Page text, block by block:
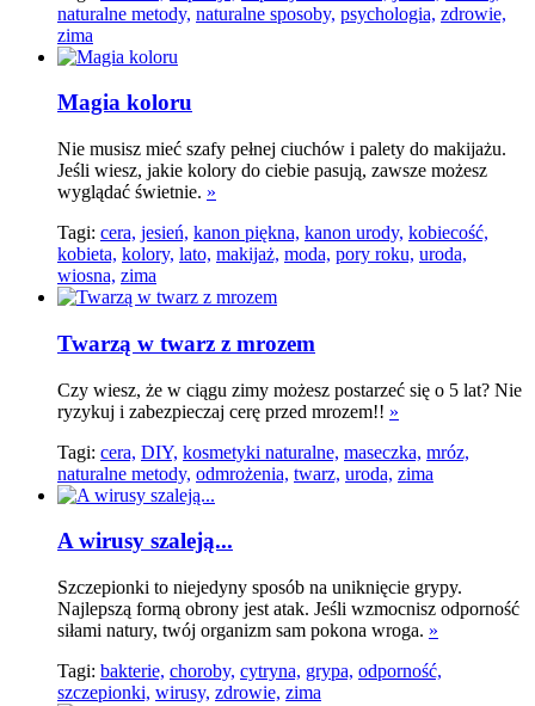
naturalne metody, naturalne sposoby, psychologia, zdrowie,
zima
Magia koloru
Nie musisz mieć szafy pełnej ciuchów i palety do makijażu.
Jeśli wiesz, jakie kolory do ciebie pasują, zawsze możesz
wyglądać świetnie. »
Tagi: cera, jesień, kanon piękna, kanon urody, kobiecość,
kobieta, kolory, lato, makijaż, moda, pory roku, uroda,
wiosna, zima
Twarzą w twarz z mrozem
Czy wiesz, że w ciągu zimy możesz postarzeć się o 5 lat? Nie
ryzykuj i zabezpieczaj cerę przed mrozem!! »
Tagi: cera, DIY, kosmetyki naturalne, maseczka, mróz,
naturalne metody, odmrożenia, twarz, uroda, zima
A wirusy szaleją...
Szczepionki to niejedyny sposób na uniknięcie grypy.
Najlepszą formą obrony jest atak. Jeśli wzmocnisz odporność
siłami natury, twój organizm sam pokona wroga. »
Tagi: bakterie, choroby, cytryna, grypa, odporność,
szczepionki, wirusy, zdrowie, zima